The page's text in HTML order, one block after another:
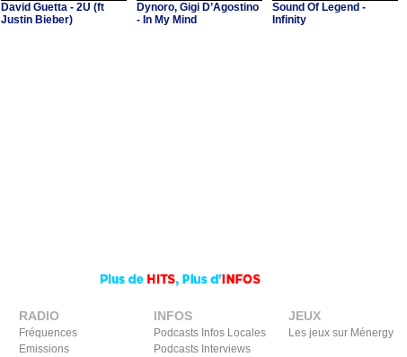
David Guetta - 2U (ft
Justin Bieber)
Dynoro, Gigi D’Agostino
- In My Mind
Sound Of Legend -
Infinity
RADIO
Fréquences
Emissions
INFOS
Podcasts Infos Locales
Podcasts Interviews
JEUX
Les jeux sur Ménergy